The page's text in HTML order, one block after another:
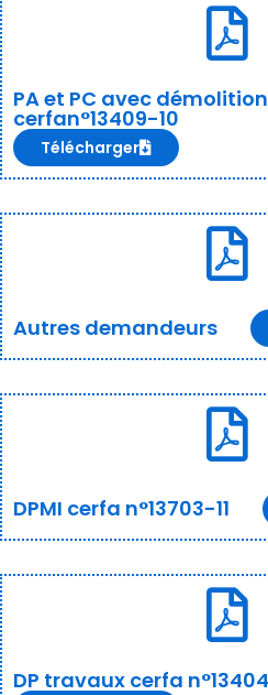
PA et PC avec démolition
cerfan°13409-10
Télécharger
Autres demandeurs
DPMI cerfa n°13703-11
DP travaux cerfa